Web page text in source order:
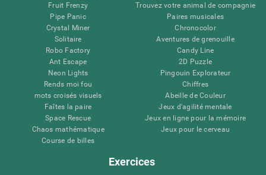
Fruit Frenzy
Pipe Panic
Crystal Miner
Solitaire
Robo Factory
Ant Escape
Neon Lights
Rends moi fou
mots croisés visuels
Faîtes la paire
Space Rescue
Chaos mathématique
Course de billes
Trouvez votre animal de compagnie
Paires musicales
Chronocolor
Aventures de grenouille
Candy Line
2D Puzzle
Pingouin Explorateur
Chiffres
Abeille de Couleur
Jeux d'agilité mentale
Jeux en ligne pour la mémoire
Jeux pour le cerveau
Exercices